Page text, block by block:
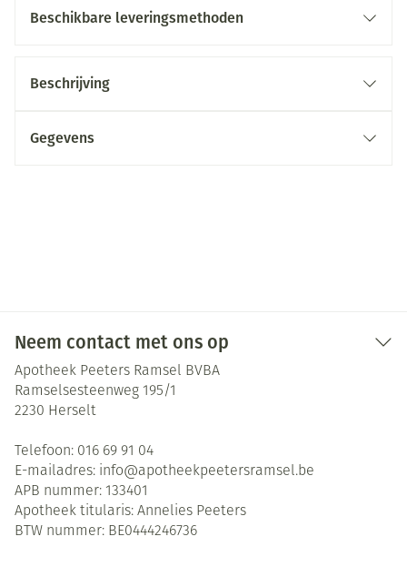
Beschikbare leveringsmethoden
Beschrijving
Gegevens
Neem contact met ons op
Apotheek Peeters Ramsel BVBA
Ramselsesteenweg 195/1
2230 Herselt
Telefoon: 016 69 91 04
E-mailadres: info@apotheekpeetersramsel.be
APB nummer: 133401
Apotheek titularis: Annelies Peeters
BTW nummer: BE0444246736